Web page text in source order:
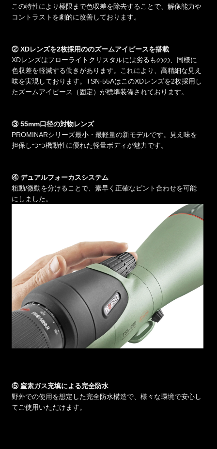
この特性により極限まで色収差を除去することで、解像能力や
コントラストを劇的に改善しております。
② XDレンズを2枚採用ののズームアイピースを搭載
XDレンズはフローライトクリスタルには劣るものの、同様に
色収差を軽減する働きがあります。これにより、高精細な見え
味を実現しております。TSN-55AはこのXDレンズを2枚採用し
たズームアイピース（固定）が標準装備されております。
③ 55mm口径の対物レンズ
PROMINARシリーズ最小・最軽量の新モデルです。見え味を
担保しつつ機動性に優れた軽量ボディが魅力です。
④ デュアルフォーカスシステム
粗動/微動を分けることで、素早く正確なピント合わせを可能
にしました。
⑤ 窒素ガス充填による完全防水
野外での使用を想定した完全防水構造で、様々な環境で安心し
てご使用いただけます。